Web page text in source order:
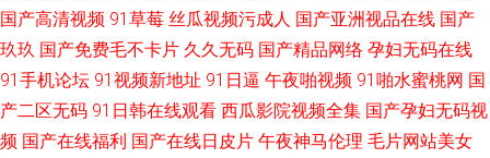
国产高清视频 91草莓 丝瓜视频污成人 国产亚洲视品在线 国产
玖玖 国产免费毛不卡片 久久无码 国产精品网络 孕妇无码在线
91手机论坛 91视频新地址 91日逼 午夜啪视频 91啪水蜜桃网 国
产二区无码 91日韩在线观看 西瓜影院视频全集 国产孕妇无码视
频 国产在线福利 国产在线日皮片 午夜神马伦理 毛片网站美女